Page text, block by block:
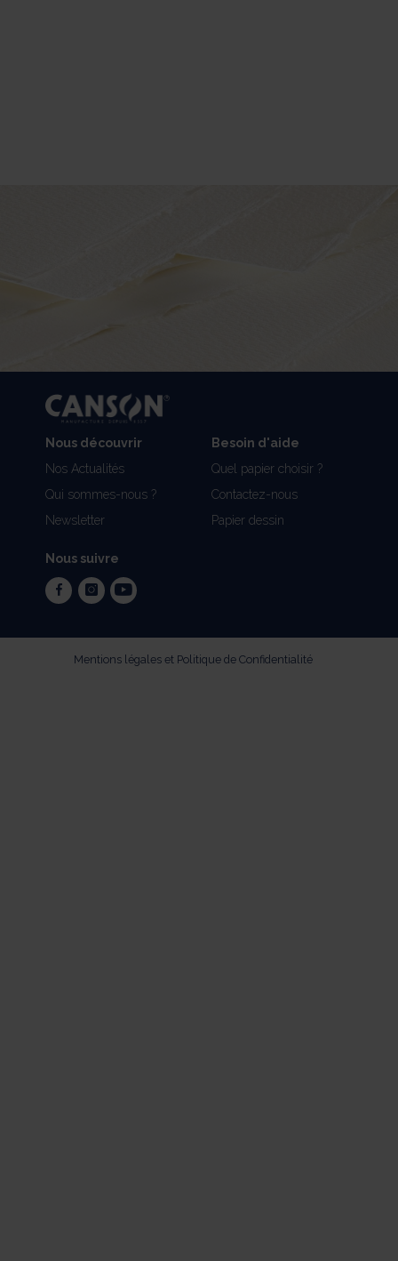
Nous découvrir
Nos Actualités
Qui sommes-nous ?
Newsletter
Besoin d'aide
Quel papier choisir ?
Contactez-nous
Papier dessin
Nous suivre
facebookinstagram
youtube
Mentions légales et Politique de Confidentialité